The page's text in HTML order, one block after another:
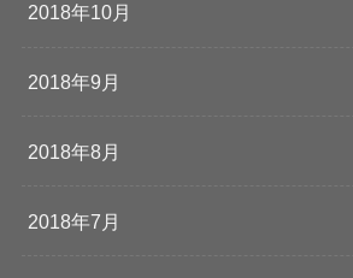
2018年10月
2018年9月
2018年8月
2018年7月